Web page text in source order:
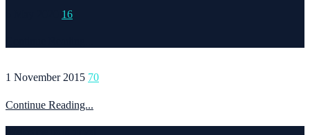
16
1 November 2015 70
Continue Reading...